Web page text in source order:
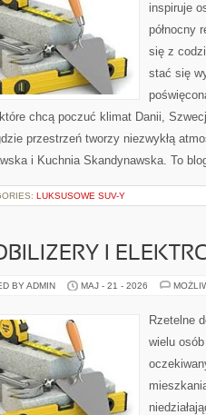
inspiruje
północny
się z
stać się
chcą poczuć klimat Danii,
przestrzeń tworzy niezwykłą
i Kuchnia Skandynawska. To
LUKSUSOWE SUV-Y
I
BY ADMIN MAJ - 21 - 2026
Rzetelne
wielu